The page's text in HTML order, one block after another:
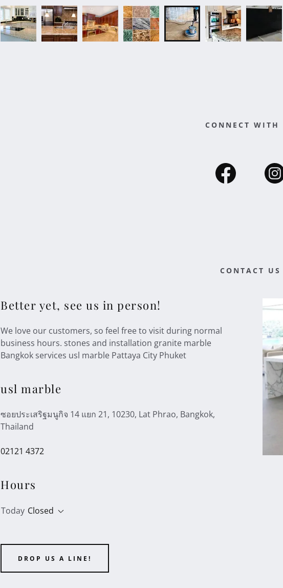
CONNECT WITH
CONTACT US
Better yet, see us in person!
We love our customers, so feel free to visit during normal
business hours. stones and installation granite marble
Bangkok services usl marble Pattaya City Phuket
usl marble
ซอยประเสริฐมนูกิจ 14 แยก 21, 10230, Lat Phrao, Bangkok,
Thailand
02121 4372
Hours
Today Closed
DROP US A LINE!